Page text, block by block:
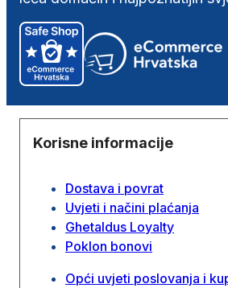
Korisne informacije
Dostava i povrat
Uvjeti i načini plaćanja
Ghetaldus Loyalty
Poklon bonovi
Opći uvjeti poslovanja i